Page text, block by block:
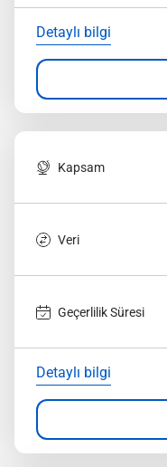
Detaylı bilgi
Kapsam
Veri
Geçerlilik Süresi
Detaylı bilgi